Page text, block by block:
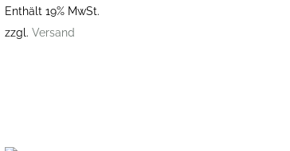
Enthält 19% MwSt.
zzgl. Versand